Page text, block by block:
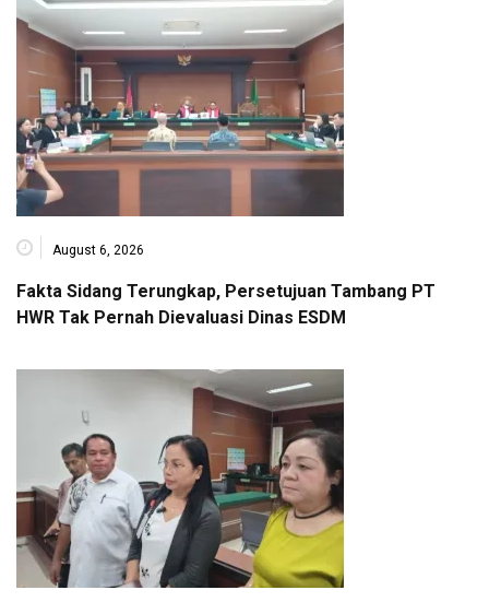
August 6, 2026
Fakta Sidang Terungkap, Persetujuan Tambang PT
HWR Tak Pernah Dievaluasi Dinas ESDM